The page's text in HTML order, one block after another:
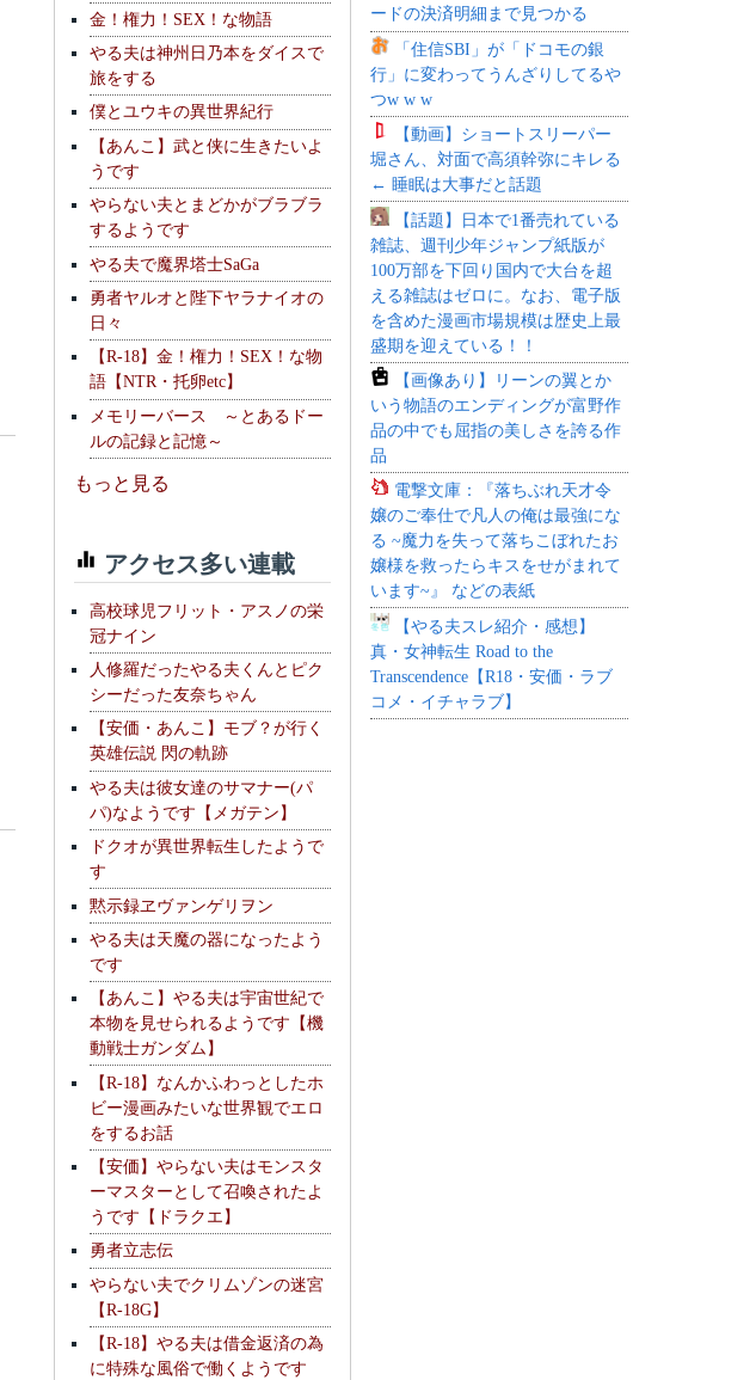
金！権力！SEX！な物語
やる夫は神州日乃本をダイスで
旅をする
僕とユウキの異世界紀行
【あんこ】武と侠に生きたいよ
うです
やらない夫とまどかがブラブラ
するようです
やる夫で魔界塔士SaGa
勇者ヤルオと陛下ヤラナイオの
日々
【R-18】金！権力！SEX！な物
語【NTR・托卵etc】
メモリーバース ～とあるドー
ルの記録と記憶～
もっと見る
アクセス多い連載
高校球児フリット・アスノの栄
冠ナイン
人修羅だったやる夫くんとピク
シーだった友奈ちゃん
【安価・あんこ】モブ？が行く
英雄伝説 閃の軌跡
やる夫は彼女達のサマナー(パ
パ)なようです【メガテン】
ドクオが異世界転生したようで
す
黙示録ヱヴァンゲリヲン
やる夫は天魔の器になったよう
です
【あんこ】やる夫は宇宙世紀で
本物を見せられるようです【機
動戦士ガンダム】
【R-18】なんかふわっとしたホ
ビー漫画みたいな世界観でエロ
をするお話
【安価】やらない夫はモンスタ
ーマスターとして召喚されたよ
うです【ドラクエ】
勇者立志伝
やらない夫でクリムゾンの迷宮
【R-18G】
【R-18】やる夫は借金返済の為
に特殊な風俗で働くようです
ードの決済明細まで見つかる
「住信SBI」が「ドコモの銀
行」に変わってうんざりしてるや
つw w w
【動画】ショートスリーパー
堀さん、対面で高須幹弥にキレる
← 睡眠は大事だと話題
【話題】日本で1番売れている
雑誌、週刊少年ジャンプ紙版が
100万部を下回り国内で大台を超
える雑誌はゼロに。なお、電子版
を含めた漫画市場規模は歴史上最
盛期を迎えている！！
【画像あり】リーンの翼とか
いう物語のエンディングが富野作
品の中でも屈指の美しさを誇る作
品
電撃文庫：『落ちぶれ天才令
嬢のご奉仕で凡人の俺は最強にな
る ~魔力を失って落ちこぼれたお
嬢様を救ったらキスをせがまれて
います~』 などの表紙
【やる夫スレ紹介・感想】
真・女神転生 Road to the
Transcendence【R18・安価・ラブ
コメ・イチャラブ】